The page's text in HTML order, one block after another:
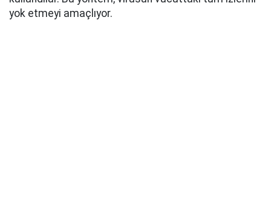
yok etmeyi amaçlıyor.